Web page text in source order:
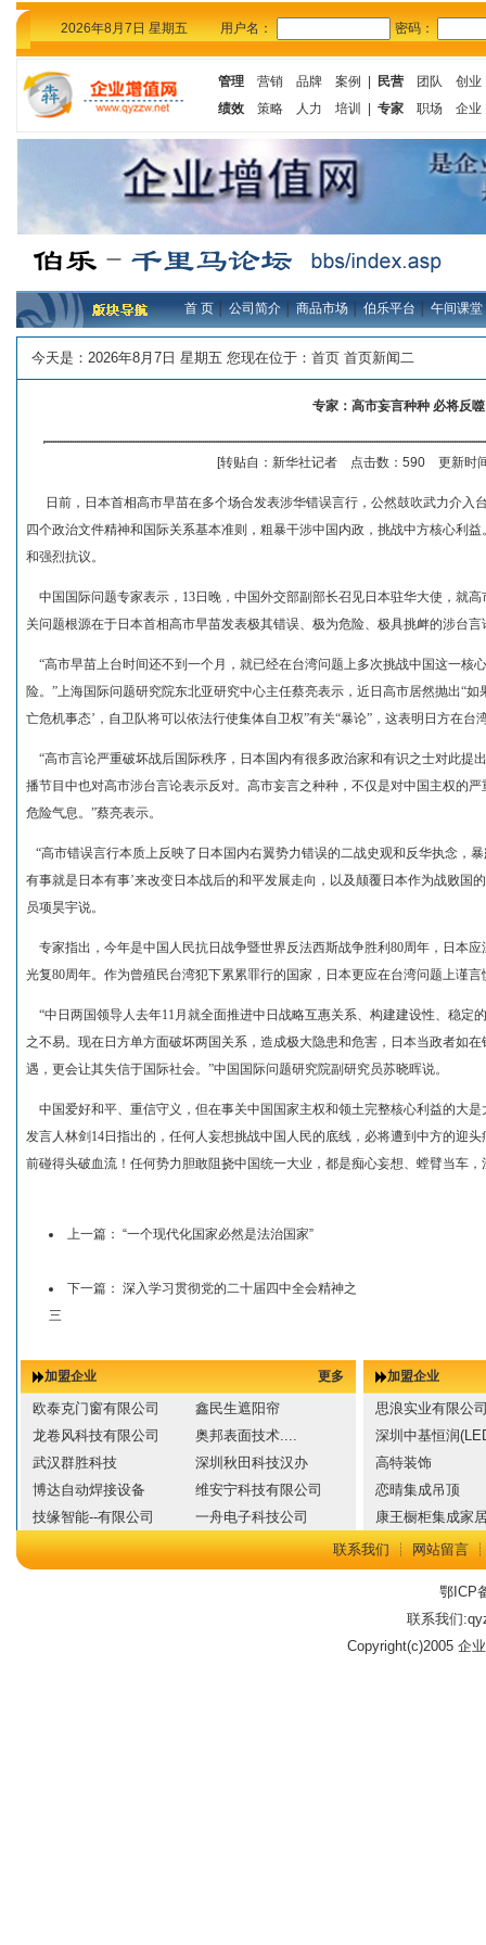
2026年8月7日 星期五 用户名： 密码：
管理 营销 品牌 案例 民营 团队
创业
绩效
策略 人力 培训 专家 职场 企业
首 页│公司简介│商品市场│伯乐平台│午间课堂
今天是： 2026年8月7日 星期五 您现在位于： 首页 首页新闻二
专家：高市妄言种种 必将反
[转贴自：新华社记者 点击数：590 更新时
日前，日本首相高市早苗在多个场合发表涉华错误言行，公然鼓吹武力介入
四个政治文件精神和国际关系基本准则，粗暴干涉中国内政，挑战中方核心利
和强烈抗议。
中国国际问题专家表示，13日晚，中国外交部副部长召见日本驻华大使，就
关问题根源在于日本首相高市早苗发表极其错误、极为危险、极具挑衅的涉台
“高市早苗上台时间还不到一个月，就已经在台湾问题上多次挑战中国这一核
险。”上海国际问题研究院东北亚研究中心主任蔡亮表示，近日高市居然抛出“
亡危机事态’，自卫队将可以依法行使集体自卫权”有关“暴论”，这表明日方在台
“高市言论严重破坏战后国际秩序，日本国内有很多政治家和有识之士对此提
播节目中也对高市涉台言论表示反对。高市妄言之种种，不仅是对中国主权的
危险气息。”蔡亮表示。
“高市错误言行本质上反映了日本国内右翼势力错误的二战史观和反华执念，
有事就是日本有事’来改变日本战后的和平发展走向，以及颠覆日本作为战败国
员项昊宇说。
专家指出，今年是中国人民抗日战争暨世界反法西斯战争胜利80周年，日本
光复80周年。作为曾殖民台湾犯下累累罪行的国家，日本更应在台湾问题上谨言
“中日两国领导人去年11月就全面推进中日战略互惠关系、构建建设性、稳定
之不易。现在日方单方面破坏两国关系，造成极大隐患和危害，日本当政者如
遇，更会让其失信于国际社会。”中国国际问题研究院副研究员苏晓晖说。
中国爱好和平、重信守义，但在事关中国国家主权和领土完整核心利益的大
发言人林剑14日指出的，任何人妄想挑战中国人民的底线，必将遭到中方的迎
前碰得头破血流！任何势力胆敢阻挠中国统一大业，都是痴心妄想、螳臂当车，
上一篇： “一个现代化国家必然是法治国家”
下一篇： 深入学习贯彻党的二十届四中全会精神之
三
加盟企业 更多
欧泰克门窗有限公司
龙卷风科技有限公司
武汉群胜科技
博达自动焊接设备
技缘智能--有限公司
鑫民生遮阳帘
奥邦表面技术....
深圳秋田科技汉办
维安宁科技有限公司
一舟电子科技公司
加盟企业
思浪实业有限公
深圳中基恒润
高特装饰
恋晴集成吊顶
康王橱柜集成家
联系我们 ┊ 网站留言
鄂ICP
联系我们
Copyright(c)2005 企